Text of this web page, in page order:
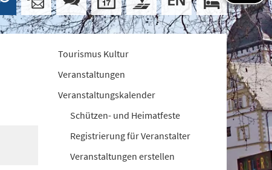
Tourismus Kultur
Veranstaltungen
Veranstaltungskalender
Schützen- und Heimatfeste
Registrierung für Veranstalter
Veranstaltungen erstellen